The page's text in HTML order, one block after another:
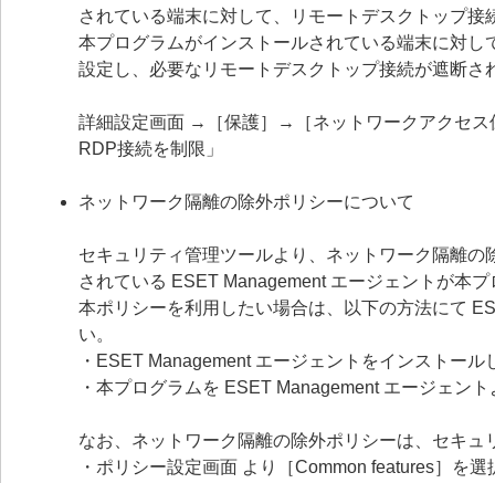
されている端末に対して、リモートデスクトップ
本プログラムがインストールされている端末に対
設定し、必要なリモートデスクトップ接続が遮断さ
詳細設定画面 →［保護］→［ネットワークアクセ
RDP接続を制限」
ネットワーク隔離の除外ポリシーについて
セキュリティ管理ツールより、ネットワーク隔離
されている ESET Management エージェントが本
本ポリシーを利用したい場合は、以下の方法にて
い。
・ESET Management エージェントをインストー
・本プログラムを ESET Management エージェン
なお、ネットワーク隔離の除外ポリシーは、セキ
・ポリシー設定画面 より［Common features］を